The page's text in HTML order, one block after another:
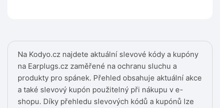
Na Kodyo.cz najdete aktuální slevové kódy a kupóny
na Earplugs.cz zaměřené na ochranu sluchu a
produkty pro spánek. Přehled obsahuje aktuální akce
a také slevový kupón použitelný při nákupu v e-
shopu. Díky přehledu slevových kódů a kupónů lze